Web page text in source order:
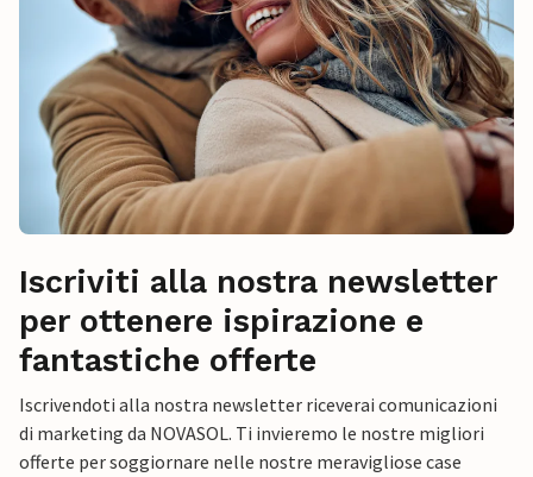
Iscriviti alla nostra newsletter
per ottenere ispirazione e
fantastiche offerte
Iscrivendoti alla nostra newsletter riceverai comunicazioni
di marketing da NOVASOL. Ti invieremo le nostre migliori
offerte per soggiornare nelle nostre meravigliose case